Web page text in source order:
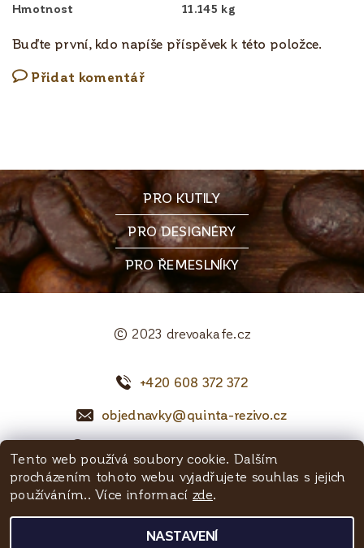
Hmotnost 11.145 kg
Buďte první, kdo napíše příspěvek k této položce.
Přidat komentář
PRO KUTILY
PRO DESIGNÉRY
PRO ŘEMESLNÍKY
© 2023 drevoakafe.cz
+420 608 372 372
objednavky@quinta-rezivo.cz
Facebook
Tento web používá soubory cookie. Dalším
procházením tohoto webu vyjadřujete souhlas s jejich
používáním.. Více informací zde.
NASTAVENÍ